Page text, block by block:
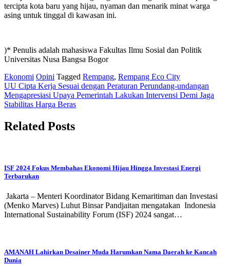
tercipta kota baru yang hijau, nyaman dan menarik minat warga
asing untuk tinggal di kawasan ini.
)* Penulis adalah mahasiswa Fakultas Ilmu Sosial dan Politik
Universitas Nusa Bangsa Bogor
Ekonomi Opini Tagged Rempang, Rempang Eco City
Post
navigation
UU Cipta Kerja Sesuai dengan Peraturan Perundang-undangan
Mengapresiasi Upaya Pemerintah Lakukan Intervensi Demi Jaga
Stabilitas Harga Beras
Related Posts
ISF 2024 Fokus Membahas Ekonomi Hijau Hingga Investasi Energi
Terbarukan
Jakarta – Menteri Koordinator Bidang Kemaritiman dan Investasi
(Menko Marves) Luhut Binsar Pandjaitan mengatakan Indonesia
International Sustainability Forum (ISF) 2024 sangat…
AMANAH Lahirkan Desainer Muda Harumkan Nama Daerah ke Kancah
Dunia